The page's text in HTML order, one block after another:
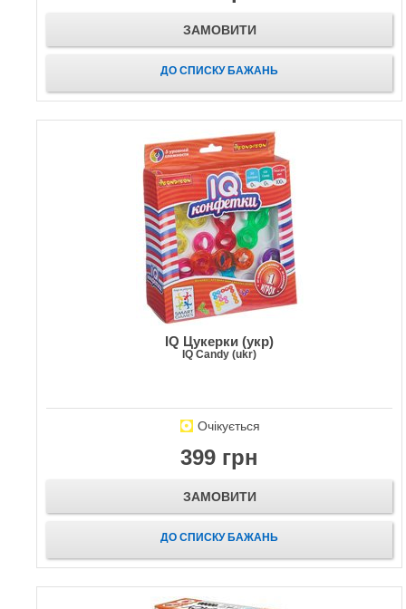
ЗАМОВИТИ
ДО СПИСКУ БАЖАНЬ
IQ Цукерки (укр)
IQ Candy (ukr)
Очікується
399 грн
ЗАМОВИТИ
ДО СПИСКУ БАЖАНЬ